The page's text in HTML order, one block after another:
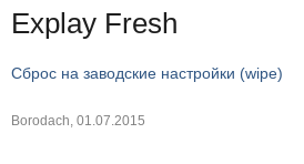
Explay Fresh
Сброс на заводские настройки (wipe)
Borodach, 01.07.2015